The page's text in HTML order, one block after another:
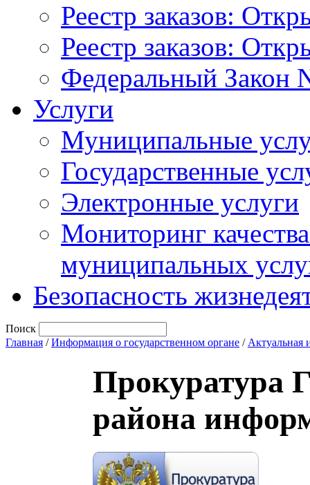
Реестр заказов:
Реестр заказов:
Федеральный Закон
Услуги
Муниципальные
Государственные
Электронные услуги
Мониторинг
муниципальных
Безопасность
Поиск
Главная /Информация о государственном органе / Актуальная
Прокуратура
района